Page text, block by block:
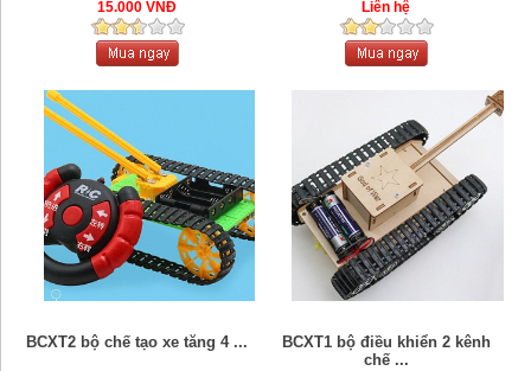
15.000 VNĐ Liên hệ
BCXT2 bộ chế tạo xe tăng 4 ...
BCXT1 bộ điều khiển 2 kênh
chế ...